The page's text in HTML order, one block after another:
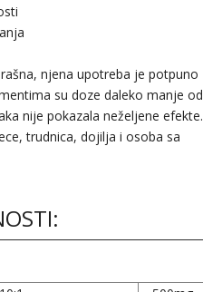
njena upotreba je potpuno
su doze daleko manje od
nije pokazala neželjene efekte.
trudnica, dojilja i osoba sa